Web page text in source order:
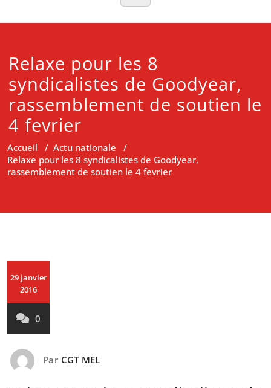
Relaxe pour les 8
syndicalistes de Goodyear,
rassemblement de soutien le
4 fevrier
Accueil / Actu nationale /
Relaxe pour les 8 syndicalistes de Goodyear,
rassemblement de soutien le 4 fevrier
29 janvier
2016
0
Par CGT MEL